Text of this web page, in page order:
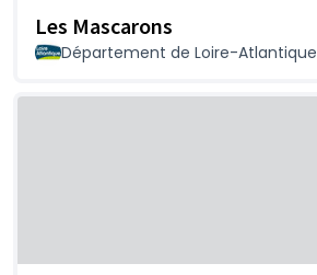
Les Mascarons
Département de Loire-Atlantique